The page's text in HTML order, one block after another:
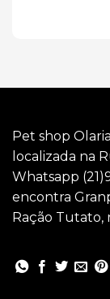
Pet shop
localizada na
Whatsapp
encontra
Ração Tutato,